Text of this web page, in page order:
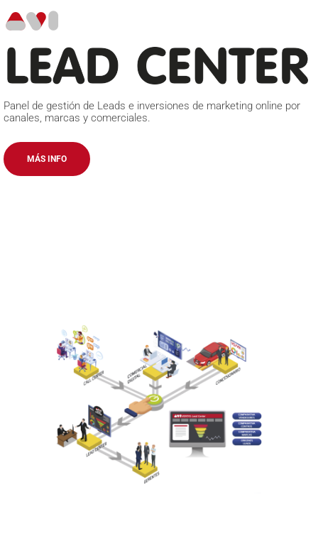
Panel de gestión de Leads e inversiones de marketing online por
canales, marcas y comerciales.
MÁS INFO